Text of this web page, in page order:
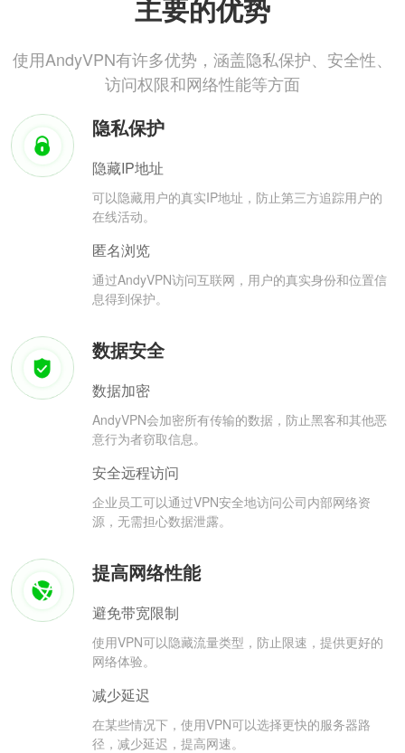
主要的优势
使用AndyVPN有许多优势，涵盖隐私保护、安全性、
访问权限和网络性能等方面
隐私保护
隐藏IP地址
可以隐藏用户的真实IP地址，防止第三方追踪用户的
在线活动。
匿名浏览
通过AndyVPN访问互联网，用户的真实身份和位置信
息得到保护。
数据安全
数据加密
AndyVPN会加密所有传输的数据，防止黑客和其他恶
意行为者窃取信息。
安全远程访问
企业员工可以通过VPN安全地访问公司内部网络资
源，无需担心数据泄露。
提高网络性能
避免带宽限制
使用VPN可以隐藏流量类型，防止限速，提供更好的
网络体验。
减少延迟
在某些情况下，使用VPN可以选择更快的服务器路
径，减少延迟，提高网速。